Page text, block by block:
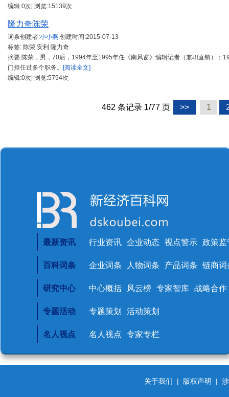
编辑:0次| 浏览:15139次
隆力奇陈荣
词条创建者:小小燕 创建时间:2015-07-13
标签: 陈荣 安利 隆力奇
摘要:陈荣，男，70后，1994年至1995年任《南风窗》编辑记者（兼职直销）；
门担任过多个职务。
[阅读全文]
编辑:0次| 浏览:5794次
462 条记录 1/77 页 >> 1
最新资讯 行业资讯 企业动态 视点警示 政策监
百科词条 企业词条 人物词条 产品词条 链商词
研究中心 中心概括 风云榜 专家智库 战略合作
专题活动 专题策划 活动策划
名人视点 名人视点 专家专栏
关于我们 | 版权声明 |